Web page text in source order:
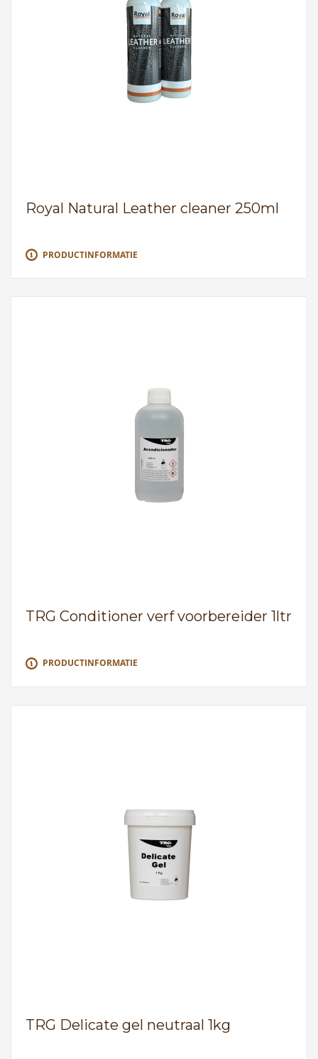
Royal Natural Leather cleaner 250ml
PRODUCTINFORMATIE
TRG Conditioner verf voorbereider 1ltr
PRODUCTINFORMATIE
TRG Delicate gel neutraal 1kg